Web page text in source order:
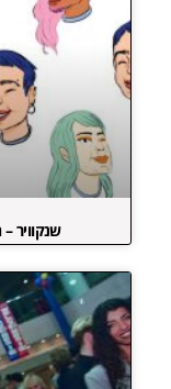
שנקוויר